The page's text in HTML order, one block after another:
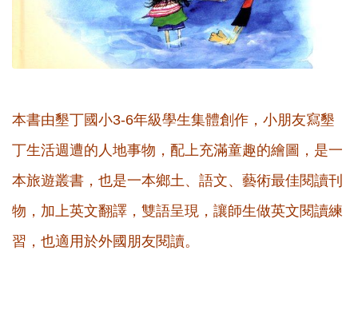
本書由墾丁國小3-6年級學生集體創作，小朋友寫墾
丁生活週遭的人地事物，配上充滿童趣的繪圖，是一
本旅遊叢書，也是一本鄉土、語文、藝術最佳閱讀刊
物，加上英文翻譯，雙語呈現，讓師生做英文閱讀練
習，也適用於外國朋友閱讀。